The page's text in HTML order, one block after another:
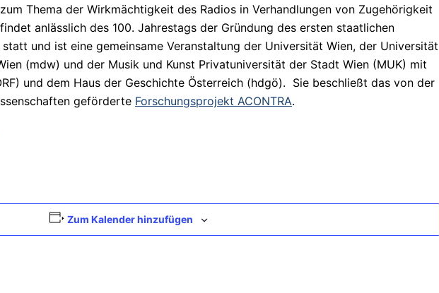
Thema der Wirkmächtigkeit des Radios in Verhandlungen von Zugehörigkeit
anlässlich des 100. Jahrestags der Gründung des ersten staatlichen
und ist eine gemeinsame Veranstaltung der Universität Wien, der Universität
(mdw) und der Musik und Kunst Privatuniversität der Stadt Wien (MUK) mit
und dem Haus der Geschichte Österreich (hdgö). Sie beschließt das von der
geförderte Forschungsprojekt ACONTRA.
Zum Kalender hinzufügen